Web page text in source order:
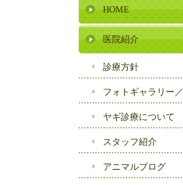
HOME
医院紹介
診療方針
フォトギャラリー／
ヤギ診療について
スタッフ紹介
アニマルブログ